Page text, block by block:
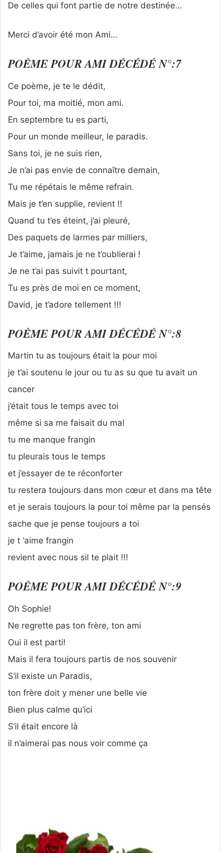
De celles qui font partie de notre destinée…
Merci d’avoir été mon Ami…
POÈME POUR AMI DÉCÉDÉ N°:7
Ce poème, je te le dédit,
Pour toi, ma moitié, mon ami.
En septembre tu es parti,
Pour un monde meilleur, le paradis.
Sans toi, je ne suis rien,
Je n’ai pas envie de connaître demain,
Tu me répétais le même refrain.
Mais je t’en supplie, revient !!
Quand tu t’es éteint, j’ai pleuré,
Des paquets de larmes par milliers,
Je t’aime, jamais je ne t’oublierai !
Je ne t’ai pas suivit t pourtant,
Tu es près de moi en ce moment,
David, je t’adore tellement !!!
POÈME POUR AMI DÉCÉDÉ N°:8
Martin tu as toujours était la pour moi
je t’ai soutenu le jour ou tu as su que tu avait un
cancer
j’était tous le temps avec toi
même si sa me faisait du mal
tu me manque frangin
tu pleurais tous le temps
et j’essayer de te réconforter
tu restera toujours dans mon cœur et dans ma tête
et je serais toujours la pour toi même par la pensés
sache que je pense toujours a toi
je t ‘aime frangin
revient avec nous sil te plait !!!
POÈME POUR AMI DÉCÉDÉ N°:9
Oh Sophie!
Ne regrette pas ton frère, ton ami
Oui il est parti!
Mais il fera toujours partis de nos souvenir
S’il existe un Paradis,
ton frère doit y mener une belle vie
Bien plus calme qu’ici
S’il était encore là
il n’aimerai pas nous voir comme ça